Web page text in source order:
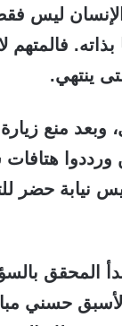
ليس
فالمتهم
ينتهي.
وبعد منع
ورددوا
نيابة حضر
المحقق
الأسبق حسني